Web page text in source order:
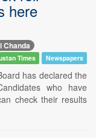
here
Chanda
Times Newspapers
has declared the
who have
check their results